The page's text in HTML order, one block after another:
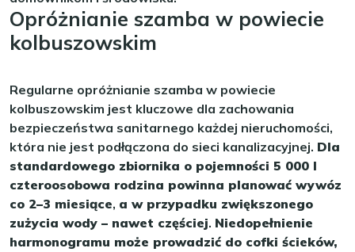
Opróżnianie szamba w powiecie
kolbuszowskim
Regularne opróżnianie szamba w powiecie
kolbuszowskim jest kluczowe dla zachowania
bezpieczeństwa sanitarnego każdej nieruchomości,
która nie jest podłączona do sieci kanalizacyjnej. Dla
standardowego zbiornika o pojemności 5 000 l
czteroosobowa rodzina powinna planować wywóz
co 2–3 miesiące, a w przypadku zwiększonego
zużycia wody – nawet częściej. Niedopełnienie
harmonogramu może prowadzić do cofki ścieków,